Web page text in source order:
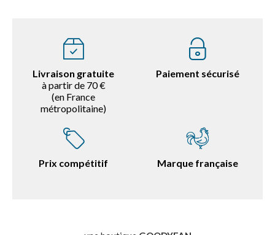
Livraison gratuite
à partir de 70 €
(en France
métropolitaine)
Paiement sécurisé
Prix compétitif Marque française